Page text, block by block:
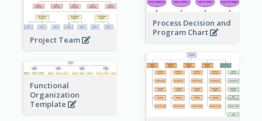
Process Decision and
Program Chart
Project Team
Functional
Organization
Template